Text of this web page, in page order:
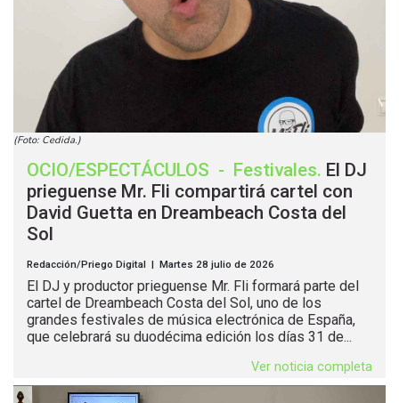
(Foto: Cedida.)
OCIO/ESPECTÁCULOS - Festivales. El DJ
prieguense Mr. Fli compartirá cartel con
David Guetta en Dreambeach Costa del
Sol
Redacción/Priego Digital | Martes 28 julio de 2026
El DJ y productor prieguense Mr. Fli formará parte del
cartel de Dreambeach Costa del Sol, uno de los
grandes festivales de música electrónica de España,
que celebrará su duodécima edición los días 31 de...
Ver noticia completa